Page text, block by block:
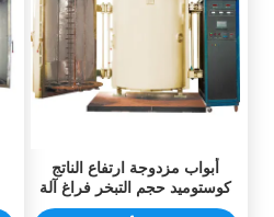
أبواب مزدوجة ارتفاع الناتج
كوستوميد حجم التبخر فراغ آلة
طلاء للبلاستيك ABS PP